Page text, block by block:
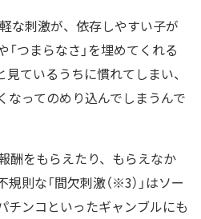
な刺激が、依存しやすい子が
「つまらなさ」を埋めてくれる
ているうちに慣れてしまい、
なってのめり込んでしまうんで
酬をもらえたり、もらえなか
則な「間欠刺激（※3）」はソー
チンコといったギャンブルにも